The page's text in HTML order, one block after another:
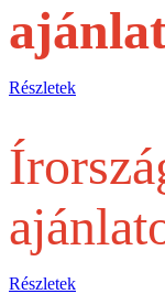
Részletek
Részletek